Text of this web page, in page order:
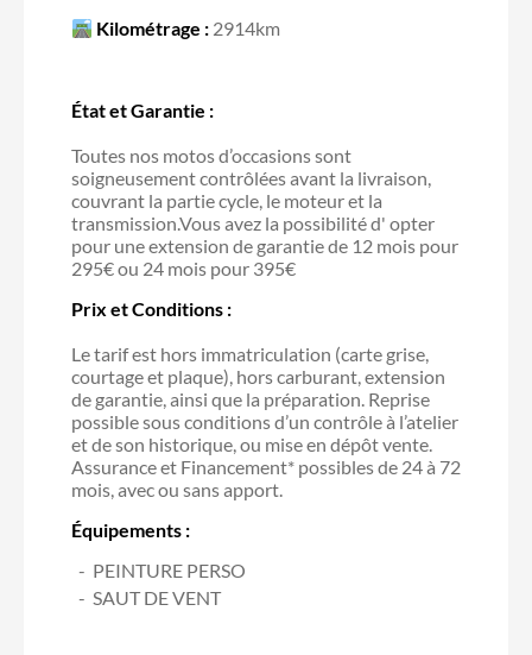
Kilométrage : 2914km
État et Garantie :
Toutes nos motos d’occasions sont
soigneusement contrôlées avant la livraison,
couvrant la partie cycle, le moteur et la
transmission.Vous avez la possibilité d' opter
pour une extension de garantie de 12 mois pour
295€ ou 24 mois pour 395€
Prix et Conditions :
Le tarif est hors immatriculation (carte grise,
courtage et plaque), hors carburant, extension
de garantie, ainsi que la préparation. Reprise
possible sous conditions d’un contrôle à l’atelier
et de son historique, ou mise en dépôt vente.
Assurance et Financement* possibles de 24 à 72
mois, avec ou sans apport.
Équipements :
PEINTURE PERSO
SAUT DE VENT